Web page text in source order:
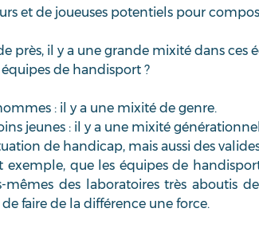
et de joueuses potentiels pour
près, il y a une grande mixité dans ces
de handisport ?
: il y a une mixité de genre.
jeunes : il y a une mixité
de handicap, mais aussi des
exemple, que les équipes de
des laboratoires très aboutis
faire de la différence une force.